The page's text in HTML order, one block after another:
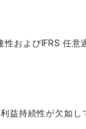
およびIFRS 任意
益持続性が欠如し